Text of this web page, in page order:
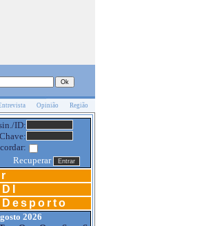
Opinião Região
ID:
Chave:
Recuperar
Desporto
2026